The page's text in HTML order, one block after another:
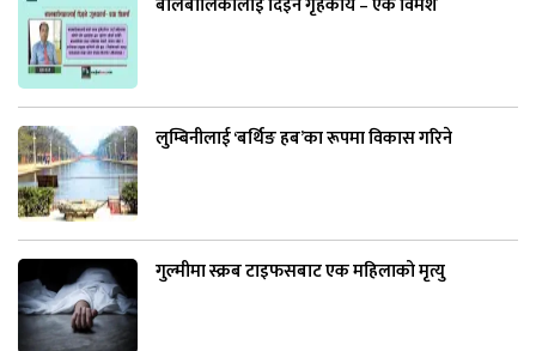
लुम्बिनीलाई ‘बर्थिङ हब’का रूपमा विकास गरिने
गुल्मीमा स्क्रब टाइफसबाट एक महिलाको मृत्यु